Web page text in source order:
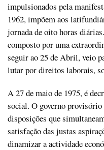
impulsionados pela
1962, impõem aos
jornada de oito horas
composto por uma
seguir ao 25 de Abril, veio
lutar por direitos laborais,
A 27 de maio de 1975, é
social. O governo
disposições que
satisfação das justas
dinamizar a actividade